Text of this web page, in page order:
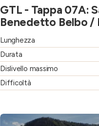
GTL - Tappa 07A:
Benedetto Belbo /
Lunghezza
Durata
Dislivello massimo
Difficoltà